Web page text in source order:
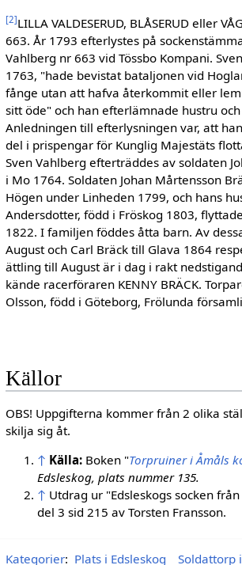
[2]LILLA VALDESERUD, BLÅSERUD eller
663. År 1793 efterlystes på
Vahlberg nr 663 vid Tössbo Kompani.
1763, "hade bevistat bataljonen vid
fånge utan att hafva återkommit eller
sitt öde" och han efterlämnade hustru
Anledningen till efterlysningen var, att
del i prispengar för Kunglig Majestäts
Sven Vahlberg efterträddes av soldaten
i Mo 1764. Soldaten Johan Mårtensson
Högen under Linheden 1799, och hans
Andersdotter, född i Fröskog 1803,
1822. I familjen föddes åtta barn. Av
August och Carl Bräck till Glava 1864
ättling till August är i dag i rakt
kände racerföraren KENNY BRÄCK.
Olsson, född i Göteborg, Frölunda
Källor
OBS! Uppgifterna kommer från 2 olika
skilja sig åt.
↑ Källa:Boken "Torpruiner i Åmåls
Edsleskog, plats nummer 135.
↑ Utdrag ur "Edsleskogs socken
del 3 sid 215 av Torsten Fransson.
Kategorier: Plats i Edsleskog Soldattorp